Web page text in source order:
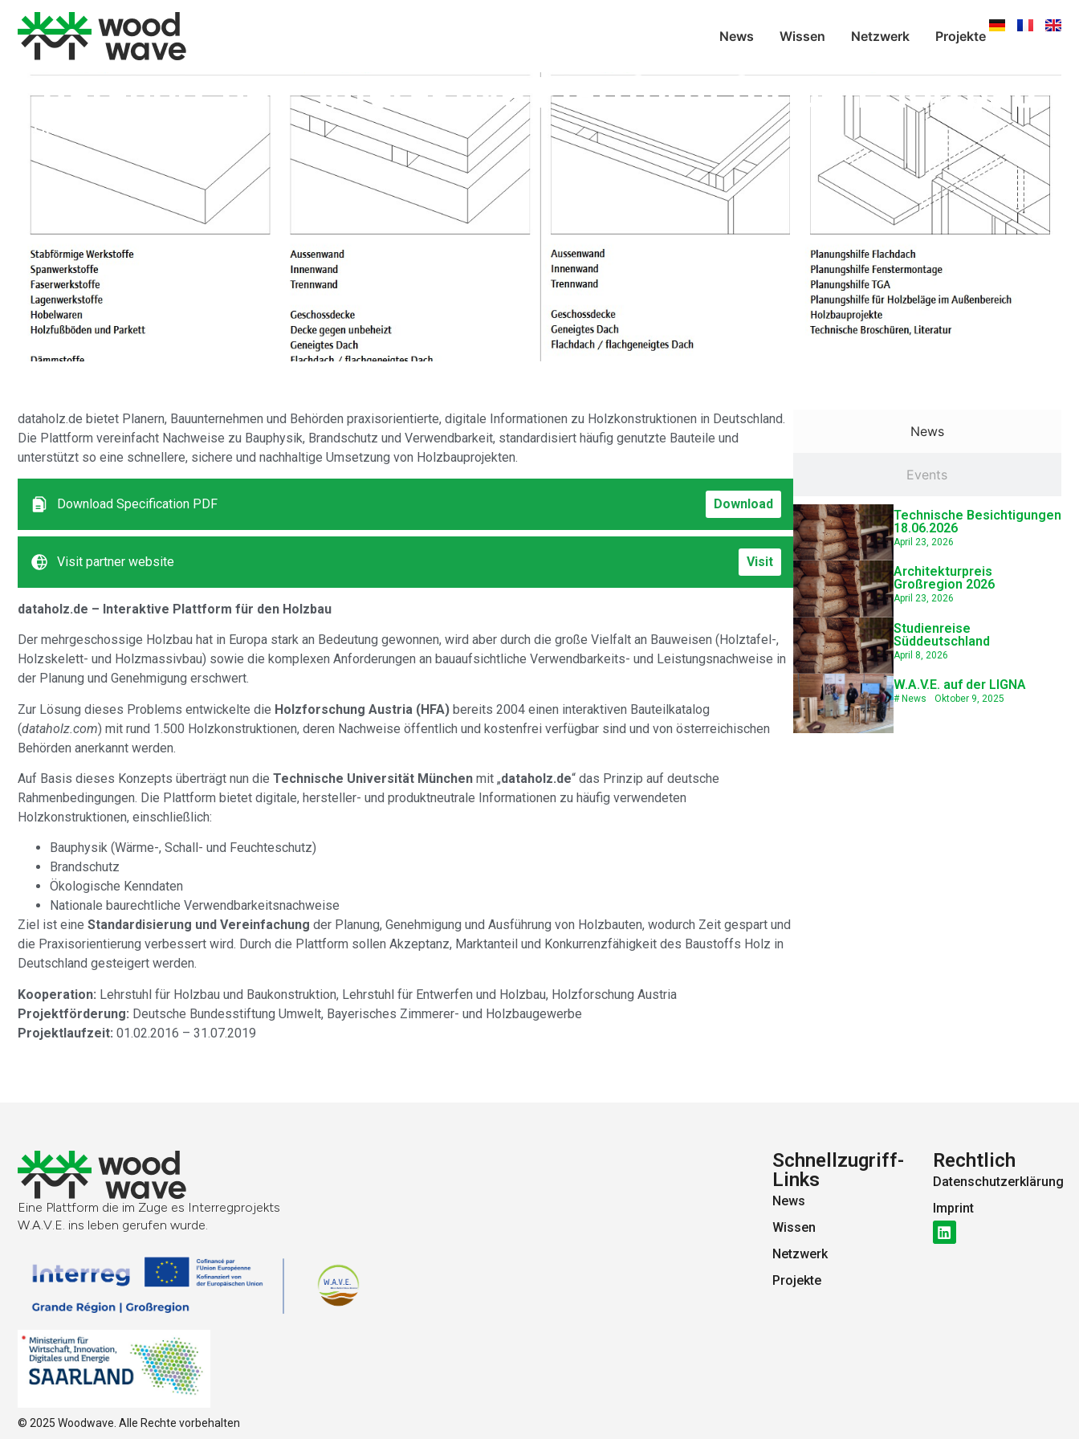
News Wissen Netzwerk Projekte
dataholz.de – Interaktive Plattform für den Holzbau
Oktober 9, 2025
dataholz.de bietet Planern, Bauunternehmen und Behörden praxisorientierte, digitale Informationen zu Holzkonstruktionen in Deutschland.
Die Plattform vereinfacht Nachweise zu Bauphysik, Brandschutz und Verwendbarkeit, standardisiert häufig genutzte Bauteile und
unterstützt so eine schnellere, sichere und nachhaltige Umsetzung von Holzbauprojekten.
Download Specification PDF Download
Visit partner website Visit
dataholz.de – Interaktive Plattform für den Holzbau
Der mehrgeschossige Holzbau hat in Europa stark an Bedeutung gewonnen, wird aber durch die große Vielfalt an Bauweisen (Holztafel-,
Holzskelett- und Holzmassivbau) sowie die komplexen Anforderungen an bauaufsichtliche Verwendbarkeits- und Leistungsnachweise in
der Planung und Genehmigung erschwert.
Zur Lösung dieses Problems entwickelte die Holzforschung Austria (HFA) bereits 2004 einen interaktiven Bauteilkatalog
(dataholz.com) mit rund 1.500 Holzkonstruktionen, deren Nachweise öffentlich und kostenfrei verfügbar sind und von österreichischen
Behörden anerkannt werden.
Auf Basis dieses Konzepts überträgt nun die Technische Universität München mit „dataholz.de“ das Prinzip auf deutsche
Rahmenbedingungen. Die Plattform bietet digitale, hersteller- und produktneutrale Informationen zu häufig verwendeten
Holzkonstruktionen, einschließlich:
Bauphysik (Wärme-, Schall- und Feuchteschutz)
Brandschutz
Ökologische Kenndaten
Nationale baurechtliche Verwendbarkeitsnachweise
Ziel ist eine Standardisierung und Vereinfachung der Planung, Genehmigung und Ausführung von Holzbauten, wodurch Zeit gespart und
die Praxisorientierung verbessert wird. Durch die Plattform sollen Akzeptanz, Marktanteil und Konkurrenzfähigkeit des Baustoffs Holz in
Deutschland gesteigert werden.
Kooperation: Lehrstuhl für Holzbau und Baukonstruktion, Lehrstuhl für Entwerfen und Holzbau, Holzforschung Austria
Projektförderung: Deutsche Bundesstiftung Umwelt, Bayerisches Zimmerer- und Holzbaugewerbe
Projektlaufzeit: 01.02.2016 – 31.07.2019
News
Events
Technische Besichtigungen
18.06.2026
April 23, 2026
Architekturpreis
Großregion 2026
April 23, 2026
Studienreise
Süddeutschland
April 8, 2026
W.A.V.E. auf der LIGNA
# News Oktober 9, 2025
Eine Plattform die im Zuge es Interregprojekts
W.A.V.E. ins leben gerufen wurde.
© 2025 Woodwave. Alle Rechte vorbehalten
Schnellzugriff-
Links
News
Wissen
Netzwerk
Projekte
Rechtlich
Datenschutzerklärung
Imprint